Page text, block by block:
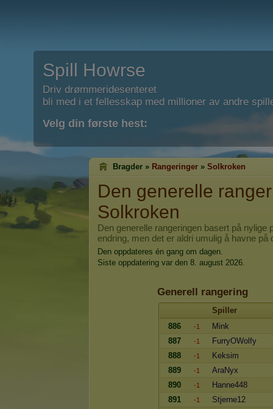
Spill Howrse
Driv drømmeridesenteret
bli med i et fellesskap med millioner av andre
Velg din første hest:
Bragder » Rangeringer » Solkroken
Den generelle
Solkroken
Den generelle rangeringen basert på nylige
endring, men det er aldri umulig å havne på
Den oppdateres én gang om dagen.
Siste oppdatering var den 8. august 2026.
Generell rangering
Spiller
886
-1
Mink
887
-1
FurryOWolfy
888
-1
Keksim
889
-1
AraNyx
890
-1
Hanne448
891
-1
Stjerne12